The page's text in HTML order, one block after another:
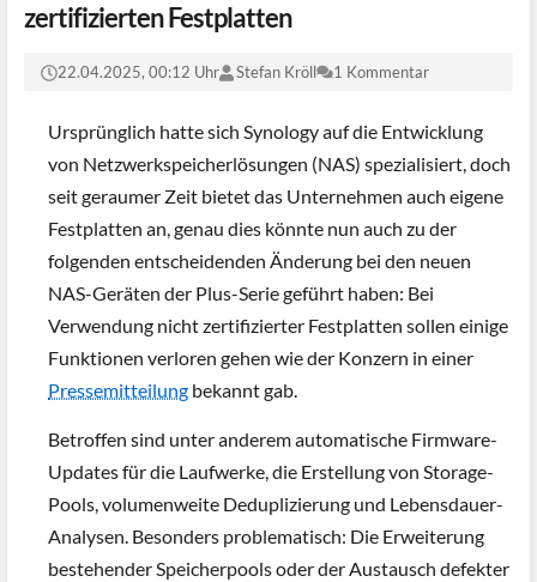
zertifizierten Festplatten
22.04.2025, 00:12 Uhr Stefan Kröll 1 Kommentar
Ursprünglich hatte sich Synology auf die Entwicklung
von Netzwerkspeicherlösungen (NAS) spezialisiert, doch
seit geraumer Zeit bietet das Unternehmen auch eigene
Festplatten an, genau dies könnte nun auch zu der
folgenden entscheidenden Änderung bei den neuen
NAS-Geräten der Plus-Serie geführt haben: Bei
Verwendung nicht zertifizierter Festplatten sollen einige
Funktionen verloren gehen wie der Konzern in einer
Pressemitteilung bekannt gab.
Betroffen sind unter anderem automatische Firmware-
Updates für die Laufwerke, die Erstellung von Storage-
Pools, volumenweite Deduplizierung und Lebensdauer-
Analysen. Besonders problematisch: Die Erweiterung
bestehender Speicherpools oder der Austausch defekter